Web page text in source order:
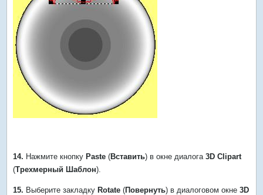
14. Нажмите кнопкуPaste (Вставить) в окне диалога3D Clipart
(Трехмерный Шаблон).
15. Выберите закладкуRotate (Повернуть) в диалоговом окне3D